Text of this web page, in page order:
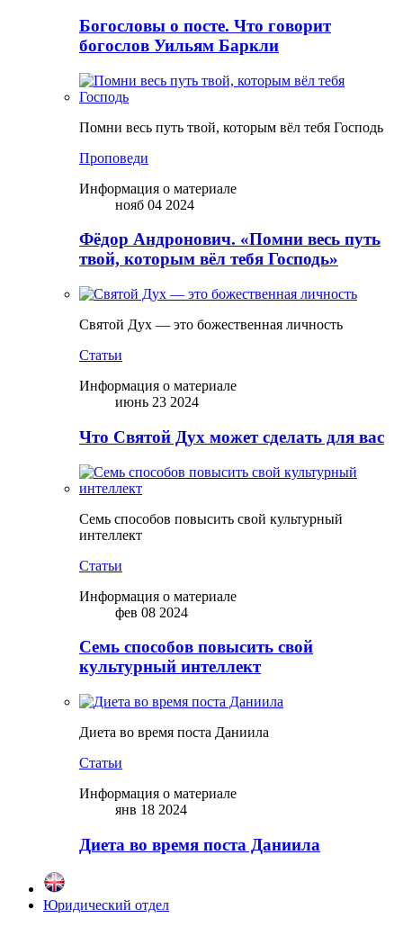
Богословы о посте. Что говорит
богослов Уильям Баркли
Помни весь путь твой, которым вёл тебя Господь
Проповеди
Информация о материале
нояб 04 2024
Фёдор Андронович. «Помни весь путь
твой, которым вёл тебя Господь»
Святой Дух — это божественная личность
Статьи
Информация о материале
июнь 23 2024
Что Святой Дух может сделать для вас
Семь способов повысить свой культурный
интеллект
Статьи
Информация о материале
фев 08 2024
Семь способов повысить свой
культурный интеллект
Диета во время поста Даниила
Статьи
Информация о материале
янв 18 2024
Диета во время поста Даниила
Юридический отдел